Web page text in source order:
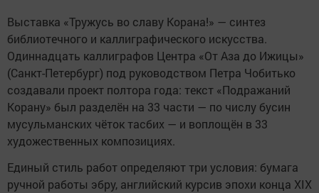
Выставка «Тружусь во славу Корана!» — синтез
библиотечного и каллиграфического искусства.
Одиннадцать каллиграфов Центра «От Аза до Ижицы»
(Санкт-Петербург) под руководством Петра Чобитько
создавали проект полтора года: текст «Подражаний
Корану» был разделён на 33 части — по числу бусин
мусульманских чёток тасбих — и воплощён в 33
художественных композициях.
Единый стиль работ определяют три условия: бумага
ручной работы эбру, английский курсив эпохи конца XIX